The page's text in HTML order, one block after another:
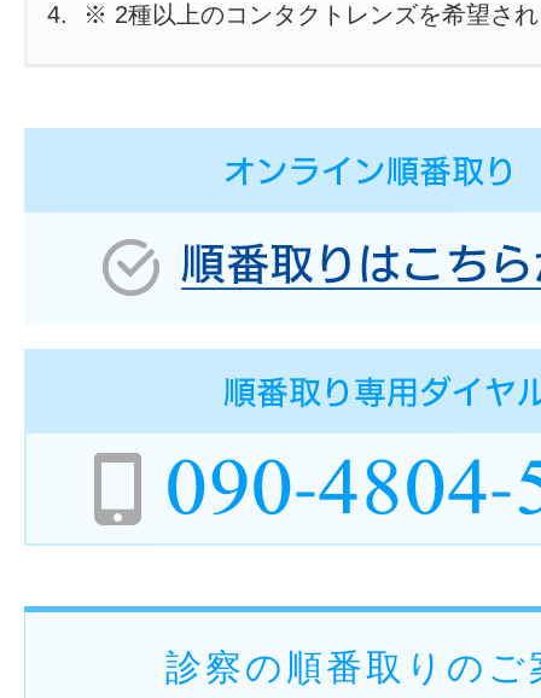
※ 2種以上のコンタクトレンズを希望さ
診察の順番取りのご